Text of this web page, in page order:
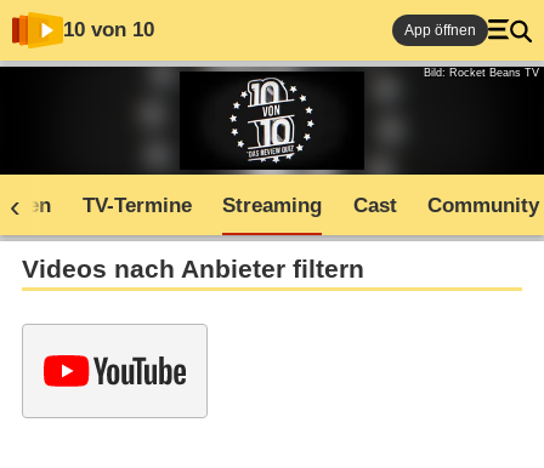
10 von 10 App öffnen
Bild: Rocket Beans TV
TV-Termine Streaming Cast Community
Videos nach Anbieter filtern